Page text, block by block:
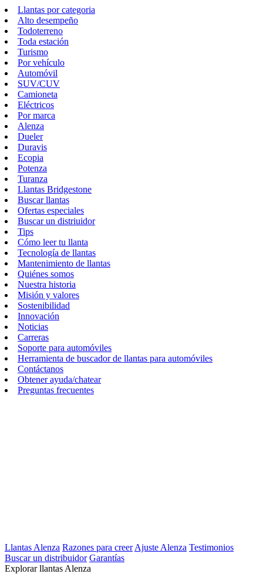
Llantas por categoria
Alto desempeño
Todoterreno
Toda estación
Turismo
Por vehículo
Automóvil
SUV/CUV
Camioneta
Eléctricos
Por marca
Alenza
Dueler
Duravis
Ecopia
Potenza
Turanza
Llantas Bridgestone
Buscar llantas
Ofertas especiales
Buscar un distriuidor
Tips
Cómo leer tu llanta
Tecnología de llantas
Mantenimiento de llantas
Quiénes somos
Nuestra historia
Misión y valores
Sostenibilidad
Innovación
Noticias
Carreras
Soporte para automóviles
Herramienta de buscador de llantas para automóviles
Contáctanos
Obtener ayuda/chatear
Preguntas frecuentes
Llantas Alenza Razones para creer Ajuste Alenza Testimonios
Buscar un distribuidor Garantías
Explorar llantas Alenza